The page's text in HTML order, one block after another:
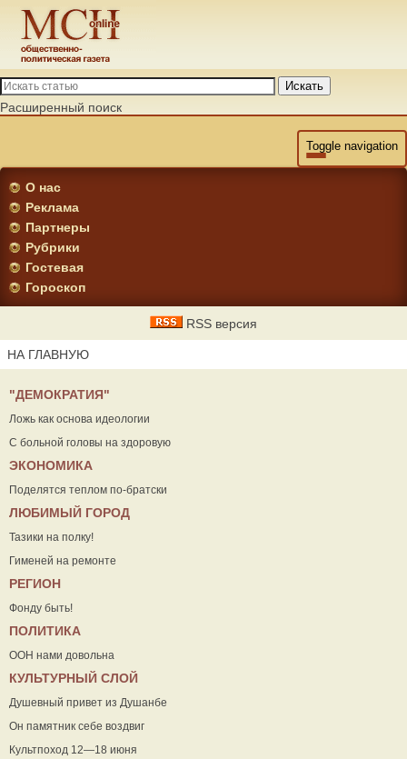
Искать
Расширенный поиск
Toggle navigation
О нас
Реклама
Партнеры
Рубрики
Гостевая
Гороскоп
RSS версия
НА ГЛАВНУЮ
"ДЕМОКРАТИЯ"
Ложь как основа идеологии
С больной головы на здоровую
ЭКОНОМИКА
Поделятся теплом по-братски
ЛЮБИМЫЙ ГОРОД
Тазики на полку!
Гименей на ремонте
РЕГИОН
Фонду быть!
ПОЛИТИКА
ООН нами довольна
КУЛЬТУРНЫЙ СЛОЙ
Душевный привет из Душанбе
Он памятник себе воздвиг
Культпоход 12—18 июня